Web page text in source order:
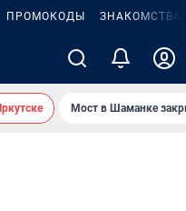
ПРОМОКОДЫ ЗНАКОМСТВА
Мост в Шаманке